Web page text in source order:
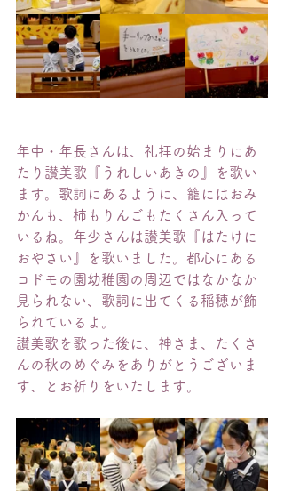
年中・年長さんは、礼拝の始まりにあ
たり讃美歌『うれしいあきの』を歌い
ます。歌詞にあるように、籠にはおみ
かんも、柿もりんごもたくさん入って
いるね。年少さんは讃美歌『はたけに
おやさい』を歌いました。都心にある
コドモの園幼稚園の周辺ではなかなか
見られない、歌詞に出てくる稲穂が飾
られているよ。
讃美歌を歌った後に、神さま、たくさ
んの秋のめぐみをありがとうございま
す、とお祈りをいたします。